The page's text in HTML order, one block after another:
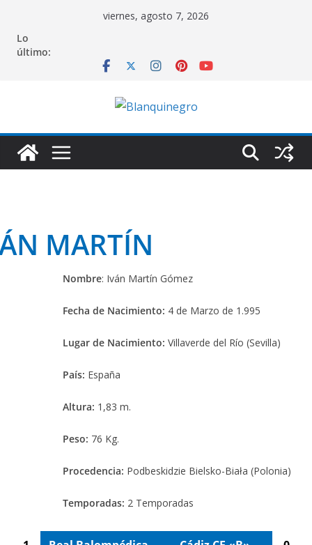
contenido
viernes, agosto 7, 2026
Lo
último:
MARTÍN
Nombre: Iván Martín Gómez
Fecha de Nacimiento: 4 de Marzo de 1.995
Lugar de Nacimiento: Villaverde del Río (Sevilla)
País: España
Altura: 1,83 m.
Peso: 76 Kg.
Procedencia: Podbeskidzie Bielsko-Biała (Polonia)
Temporadas: 2 Temporadas